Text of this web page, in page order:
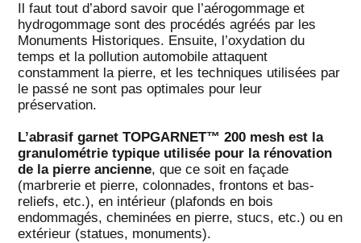
Il faut tout d’abord savoir que l’aérogommage et
hydrogommage sont des procédés agréés par les
Monuments Historiques. Ensuite, l’oxydation du
temps et la pollution automobile attaquent
constamment la pierre, et les techniques utilisées par
le passé ne sont pas optimales pour leur
préservation.
L’abrasif garnet TOPGARNET™ 200 mesh est la
granulométrie typique utilisée pour la rénovation
de la pierre ancienne, que ce soit en façade
(marbrerie et pierre, colonnades, frontons et bas-
reliefs, etc.), en intérieur (plafonds en bois
endommagés, cheminées en pierre, stucs, etc.) ou en
extérieur (statues, monuments).